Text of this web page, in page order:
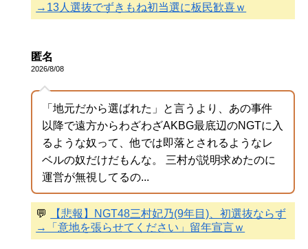
→13人選抜でずきもね初当選に板民歓喜ｗ
匿名
2026/8/08
「地元だから選ばれた」と言うより、あの事件
以降で遠方からわざわざAKBG最底辺のNGTに入
るような奴って、他では即落とされるようなレ
ベルの奴だけだもんな。 三村が説明求めたのに
運営が無視してるの...
💬
【悲報】NGT48三村妃乃(9年目)、初選抜ならず
→「意地を張らせてください」留年宣言ｗ